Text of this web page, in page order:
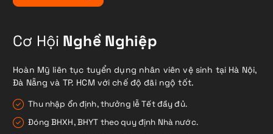
Cơ Hội Nghề Nghiệp
Hoàn Mỹ liên tục tuyển dụng nhân viên vệ sinh tại Hà Nội,
Đà Nẵng và TP. HCM với chế độ đãi ngộ tốt.
Thu nhập ổn định, thưởng lễ Tết đầy đủ.
Đóng BHXH, BHYT theo quy định Nhà nước.